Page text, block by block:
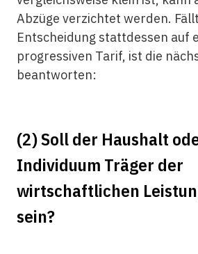
Abzüge verzichtet werden.
Entscheidung stattdessen auf
progressiven Tarif, ist die
beantworten:
(2) Soll der Haushalt
Individuum Träger der
wirtschaftlichen
sein?